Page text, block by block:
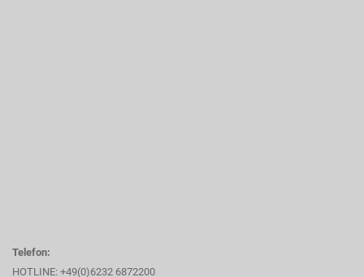
Telefon:
HOTLINE: +49(0)6232 6872200